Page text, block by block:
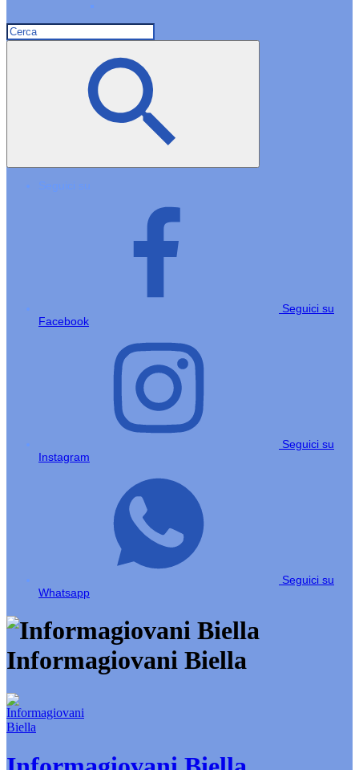
Seguici su
Seguici su
Facebook
Seguici su
Instagram
Seguici su
Whatsapp
Informagiovani Biella